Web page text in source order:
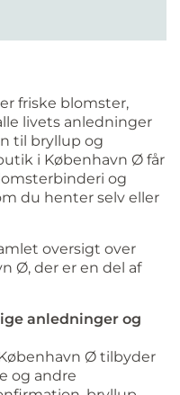
friske blomster,
livets anledninger
til bryllup og
i København Ø får
og
du henter selv eller
oversigt over
Ø, der er en del af
anledninger og
Ø tilbyder
og andre